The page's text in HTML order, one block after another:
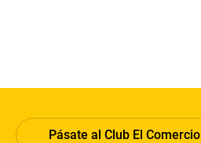
Pásate al Club El Comercio